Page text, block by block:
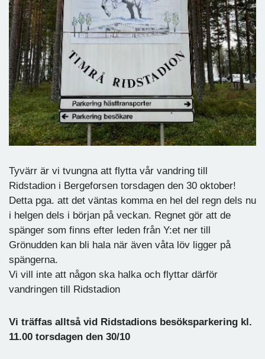
Tyvärr är vi tvungna att flytta vår vandring till
Ridstadion i Bergeforsen torsdagen den 30 oktober!
Detta pga. att det väntas komma en hel del regn dels nu
i helgen dels i början på veckan. Regnet gör att de
spänger som finns efter leden från Y:et ner till
Grönudden kan bli hala när även våta löv ligger på
spängerna.
Vi vill inte att någon ska halka och flyttar därför
vandringen till Ridstadion
Vi träffas alltså vid Ridstadions besöksparkering kl.
11.00 torsdagen den 30/10